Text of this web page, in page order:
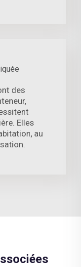
des
Elles
au